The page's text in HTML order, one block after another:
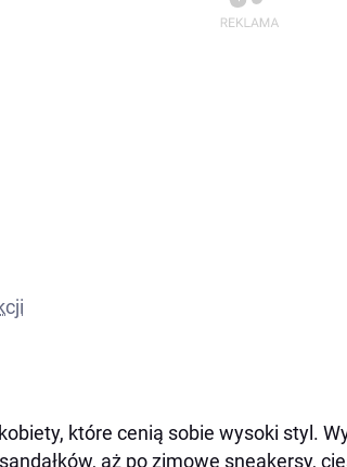
które cenią sobie wysoki styl.
aż po zimowe sneakersy,